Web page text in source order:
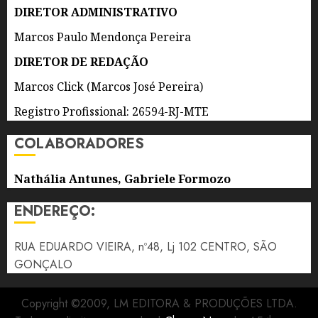
AGOSTO
DE 2026
0
DIRETOR ADMINISTRATIVO
Marcos Paulo Mendonça Pereira
DIRETOR DE REDAÇÃO
Marcos Click (Marcos José Pereira)
Registro Profissional: 26594-RJ-MTE
COLABORADORES
Nathália Antunes, Gabriele Formozo
ENDEREÇO:
RUA EDUARDO VIEIRA, nº48, Lj 102 CENTRO, SÃO
GONÇALO
Copyright ©2009, LM EDITORA & PRODUÇÕES LTDA.